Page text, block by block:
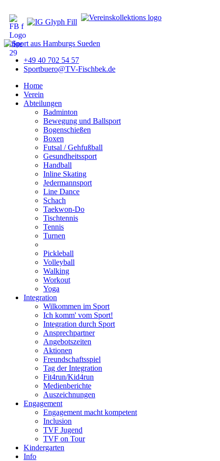
+49 40 702 54 57
Sportbuero@TV-Fischbek.de
Home
Verein
Abteilungen
Badminton
Bewegung und Ballsport
Bogenschießen
Boxen
Futsal / Gehfußball
Gesundheitssport
Handball
Inline Skating
Jedermannsport
Line Dance
Schach
Taekwon-Do
Tischtennis
Tennis
Turnen
Pickleball
Volleyball
Walking
Workout
Yoga
Integration
Wilkommen im Sport
Ich komm' vom Sport!
Integration durch Sport
Ansprechpartner
Angebotszeiten
Aktionen
Freundschaftsspiel
Tag der Integration
Fit4run/Kid4run
Medienberichte
Auszeichnungen
Engagement
Engagement macht kompetent
Inclusion
TVF Jugend
TVF on Tour
Kindergarten
Info